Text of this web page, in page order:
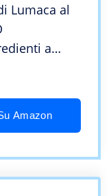
Lumaca al
a
e
Amazon